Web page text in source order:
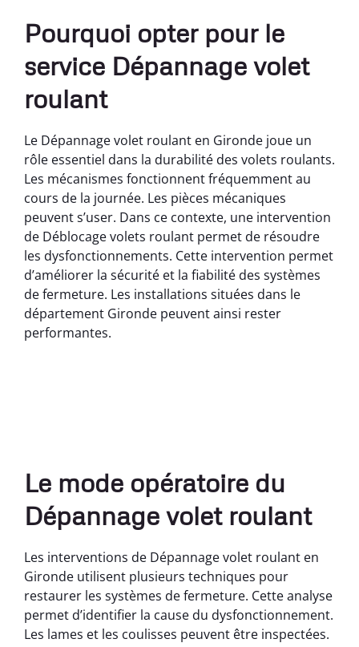
Pourquoi opter pour le
service Dépannage volet
roulant
Le Dépannage volet roulant en Gironde joue un
rôle essentiel dans la durabilité des volets roulants.
Les mécanismes fonctionnent fréquemment au
cours de la journée. Les pièces mécaniques
peuvent s’user. Dans ce contexte, une intervention
de Déblocage volets roulant permet de résoudre
les dysfonctionnements. Cette intervention permet
d’améliorer la sécurité et la fiabilité des systèmes
de fermeture. Les installations situées dans le
département Gironde peuvent ainsi rester
performantes.
Le mode opératoire du
Dépannage volet roulant
Les interventions de Dépannage volet roulant en
Gironde utilisent plusieurs techniques pour
restaurer les systèmes de fermeture. Cette analyse
permet d’identifier la cause du dysfonctionnement.
Les lames et les coulisses peuvent être inspectées.